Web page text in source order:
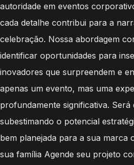
autoridade em eventos
cada detalhe contribui para a
celebração. Nossa abordagem
identificar oportunidades para
inovadores que surpreendem e
apenas um evento, mas uma
profundamente significativa. Será
subestimando o potencial
bem planejada para a sua marca
sua família Agende seu projeto